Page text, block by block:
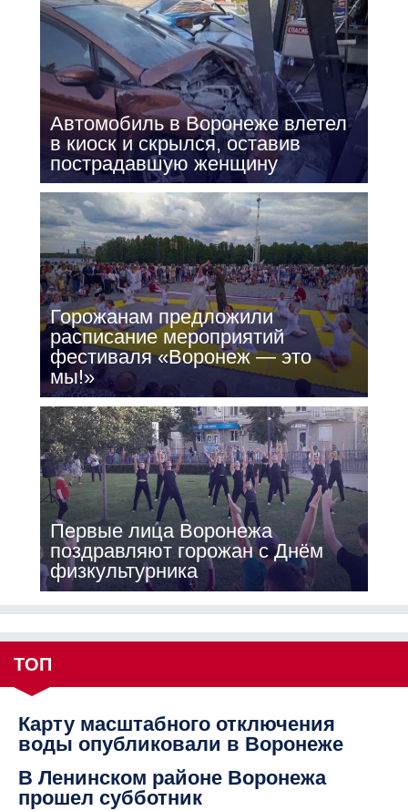
Автомобиль в Воронеже влетел
в киоск и скрылся, оставив
пострадавшую женщину
Горожанам предложили
расписание мероприятий
фестиваля «Воронеж — это
мы!»
Первые лица Воронежа
поздравляют горожан с Днём
физкультурника
ТОП
Карту масштабного отключения
воды опубликовали в Воронеже
В Ленинском районе Воронежа
прошел субботник